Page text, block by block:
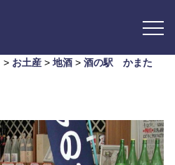
> お土産 > 地酒 > 酒の駅 かまた